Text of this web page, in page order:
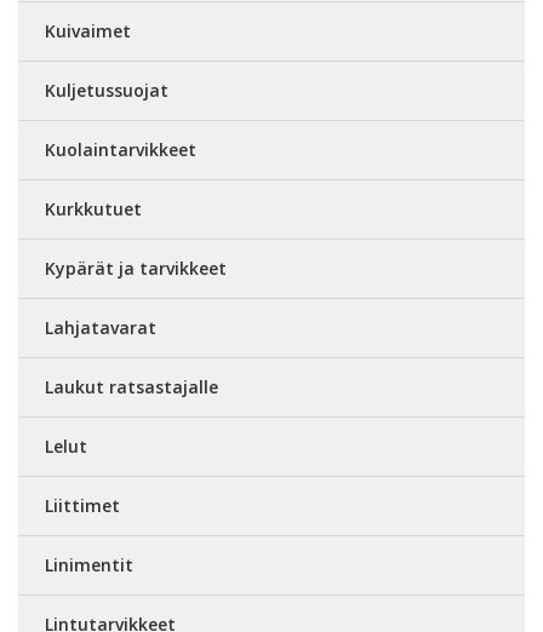
Kuivaimet
Kuljetussuojat
Kuolaintarvikkeet
Kurkkutuet
Kypärät ja tarvikkeet
Lahjatavarat
Laukut ratsastajalle
Lelut
Liittimet
Linimentit
Lintutarvikkeet